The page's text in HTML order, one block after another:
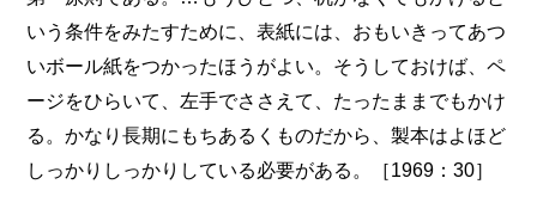
いう条件をみたすために、表紙には、おもいきってあつ
いボール紙をつかったほうがよい。そうしておけば、ペ
ージをひらいて、左手でささえて、たったままでもかけ
る。かなり長期にもちあるくものだから、製本はよほど
しっかりしっかりしている必要がある。［1969：30］